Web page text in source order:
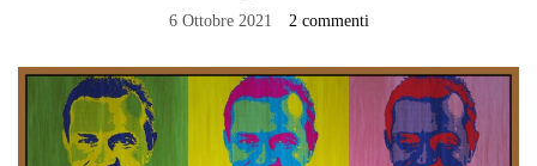
6 Ottobre 2021 2 commenti